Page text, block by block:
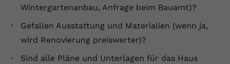
Wintergartenanbau, Anfrage beim Bauamt)?
Gefallen Ausstattung und Materialien (wenn ja,
wird Renovierung preiswerter)?
Sind alle Pläne und Unterlagen für das Haus